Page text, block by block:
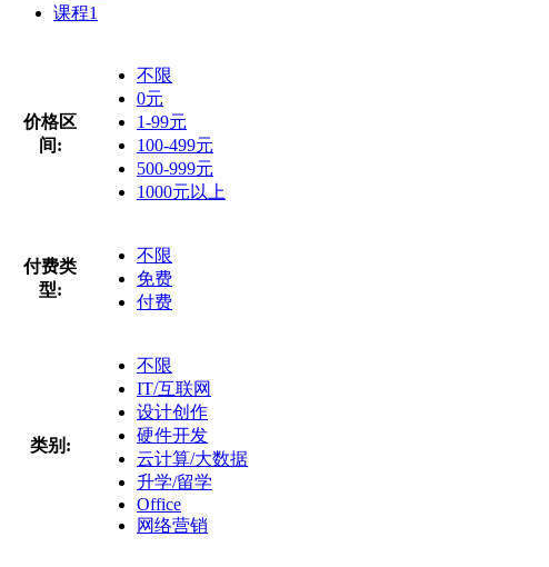
课程1
价格区
间:
不限
0元
1-99元
100-499元
500-999元
1000元以上
付费类
型:
不限
免费
付费
类别:
不限
IT/互联网
设计创作
硬件开发
云计算/大数据
升学/留学
Office
网络营销